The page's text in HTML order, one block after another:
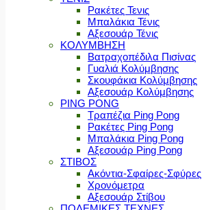
Ρακέτες Τενις
Μπαλάκια Τένις
Αξεσουάρ Τένις
ΚΟΛΥΜΒΗΣΗ
Βατραχοπέδιλα Πισίνας
Γυαλιά Κολύμβησης
Σκουφάκια Κολύμβησης
Αξεσουάρ Κολύμβησης
PING PONG
Τραπέζια Ping Pong
Ρακέτες Ping Pong
Μπαλάκια Ping Pong
Αξεσουάρ Ping Pong
ΣΤΙΒΟΣ
Ακόντια-Σφαίρες-Σφύρες
Χρονόμετρα
Αξεσουάρ Στίβου